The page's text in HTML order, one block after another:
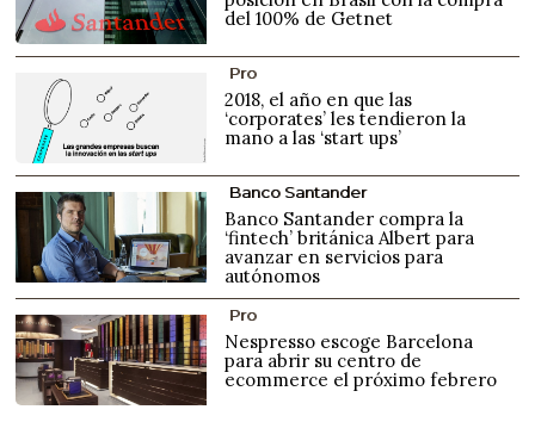
del 100% de Getnet
Pro
2018, el año en que las
‘corporates’ les tendieron la
mano a las ‘start ups’
Banco Santander
Banco Santander compra la
‘fintech’ británica Albert para
avanzar en servicios para
autónomos
Pro
Nespresso escoge Barcelona
para abrir su centro de
ecommerce el próximo febrero